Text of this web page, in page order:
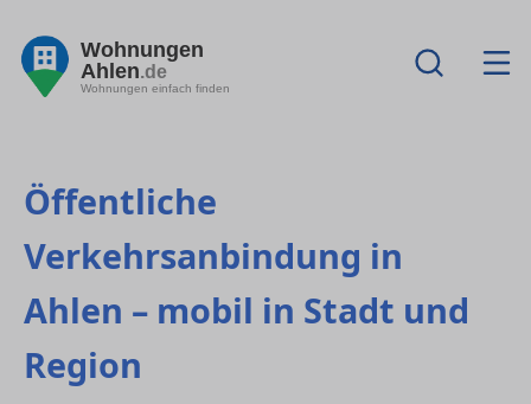
Wohnungen
Ahlen.de
Wohnungen einfach finden
Öffentliche
Verkehrsanbindung in
Ahlen – mobil in Stadt und
Region